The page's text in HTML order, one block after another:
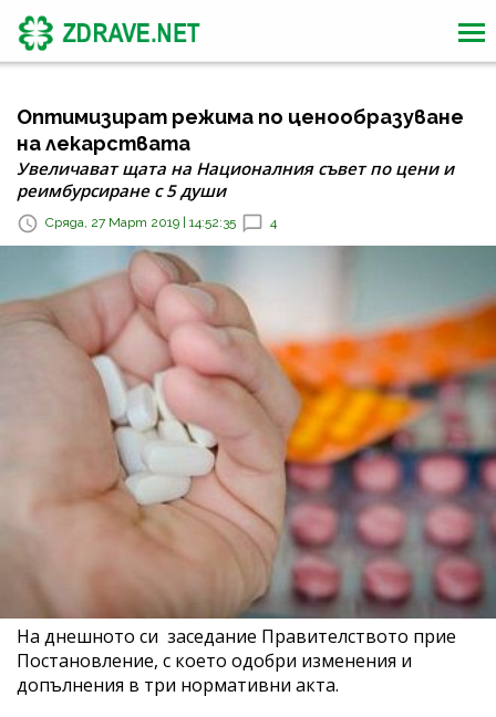
Оптимизират режима по ценообразуване
на лекарствата
Увеличават щата на Националния съвет по цени и
реимбурсиране с 5 души
Сряда, 27 Март 2019 | 14:52:35 4
На днешното си заседание Правителството прие
Постановление, с което одобри изменения и
допълнения в три нормативни акта.